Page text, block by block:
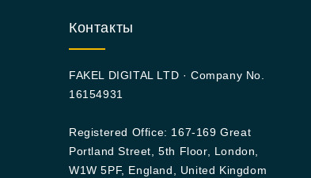
Контакты
FAKEL DIGITAL LTD · Company No.
16154931
Registered Office: 167-169 Great
Portland Street, 5th Floor, London,
W1W 5PF, England, United Kingdom